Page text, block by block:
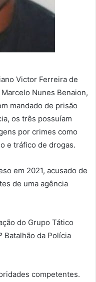
Victor Ferreira de
Nunes Benaion,
mandado de prisão
os três possuíam
por crimes como
e tráfico de drogas.
em 2021, acusado de
de uma agência
do Grupo Tático
Batalhão da Polícia
competentes.